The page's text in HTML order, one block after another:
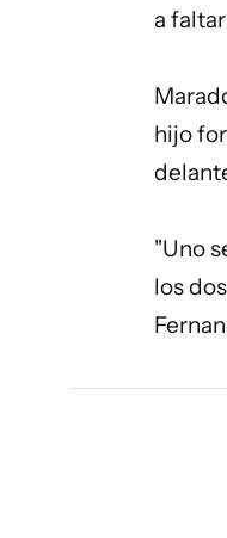
a
hijo
"Uno
los